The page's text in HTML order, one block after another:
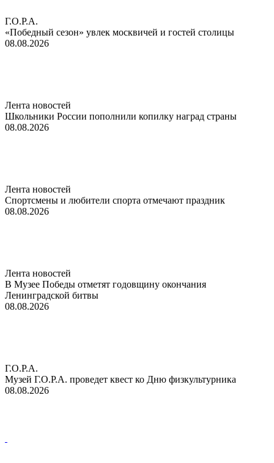
Г.О.Р.А.
«Победный сезон» увлек москвичей и гостей столицы
08.08.2026
Лента новостей
Школьники России пополнили копилку наград страны
08.08.2026
Лента новостей
Спортсмены и любители спорта отмечают праздник
08.08.2026
Лента новостей
В Музее Победы отметят годовщину окончания
Ленинградской битвы
08.08.2026
Г.О.Р.А.
Музей Г.О.Р.А. проведет квест ко Дню физкультурника
08.08.2026